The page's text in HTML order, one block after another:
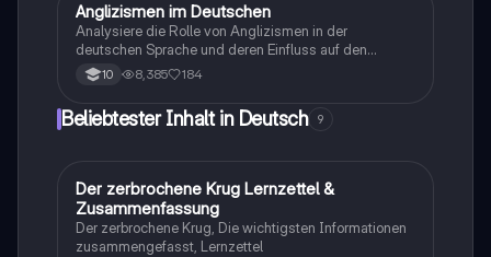
Deutsch
Anglizismen im Deutschen
Analysiere die Rolle von Anglizismen in der
deutschen Sprache und deren Einfluss auf den
Sprachwandel. Diese Sachtextanalyse bietet eine
tiefgehende Betrachtung der Argumentationsstruktur,
stilistischen Mittel und der gesellschaftlichen
Relevanz des Themas. Ideal für Schüler, die sich auf
10 8,385 184
Beliebtester Inhalt in Deutsch 9
Deutsch
Der zerbrochene Krug Lernzettel &
Zusammenfassung
Der zerbrochene Krug, Die wichtigsten Informationen
zusammengefasst, Lernzettel